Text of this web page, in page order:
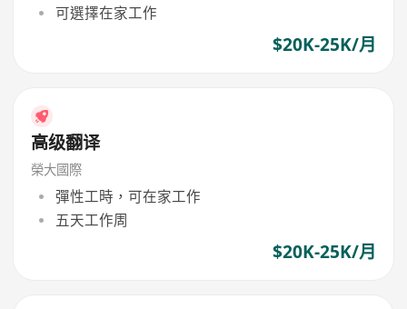
可選擇在家工作
$20K-25K/月
高级翻译
榮大國際
彈性工時，可在家工作
五天工作周
$20K-25K/月